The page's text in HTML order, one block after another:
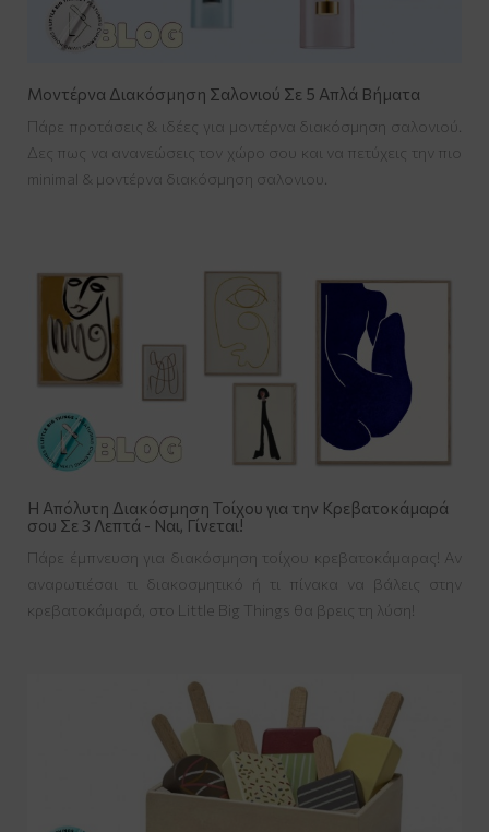
Μοντέρνα Διακόσμηση Σαλονιού Σε 5 Απλά Βήματα
Πάρε προτάσεις & ιδέες για μοντέρνα διακόσμηση σαλονιού.
Δες πως να ανανεώσεις τον χώρο σου και να πετύχεις την πιο
minimal & μοντέρνα διακόσμηση σαλονιου.
Η Απόλυτη Διακόσμηση Τοίχου για την Κρεβατοκάμαρά
σου Σε 3 Λεπτά - Ναι, Γίνεται!
Πάρε έμπνευση για διακόσμηση τοίχου κρεβατοκάμαρας! Αν
αναρωτιέσαι τι διακοσμητικό ή τι πίνακα να βάλεις στην
κρεβατοκάμαρά, στο Little Big Things θα βρεις τη λύση!